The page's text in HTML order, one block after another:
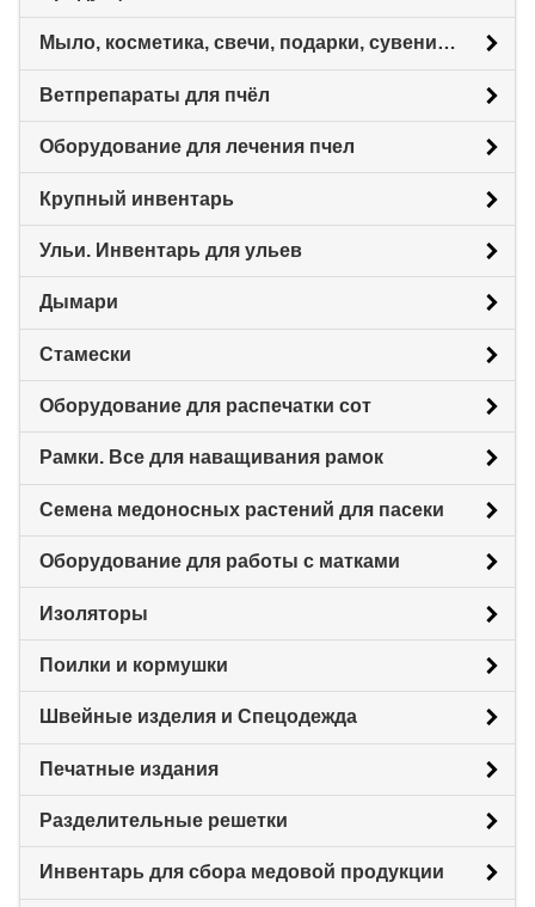
Мыло, косметика, свечи, подарки, сувениры.
Ветпрепараты для пчёл
Оборудование для лечения пчел
Крупный инвентарь
Ульи. Инвентарь для ульев
Дымари
Стамески
Оборудование для распечатки сот
Рамки. Все для наващивания рамок
Семена медоносных растений для пасеки
Оборудование для работы с матками
Изоляторы
Поилки и кормушки
Швейные изделия и Спецодежда
Печатные издания
Разделительные решетки
Инвентарь для сбора медовой продукции